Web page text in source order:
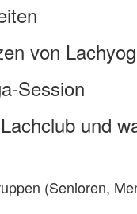
von
Session
und
(Senioren,